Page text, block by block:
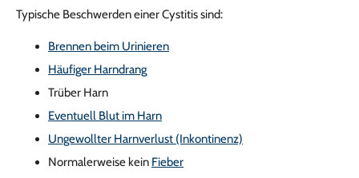
Typische Beschwerden einer Cystitis sind:
Brennen beim Urinieren
Häufiger Harndrang
Trüber Harn
Eventuell Blut im Harn
Ungewollter Harnverlust (Inkontinenz)
Normalerweise kein Fieber